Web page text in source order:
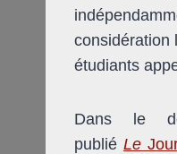
considération
étudiants
Dans le
publiéLe